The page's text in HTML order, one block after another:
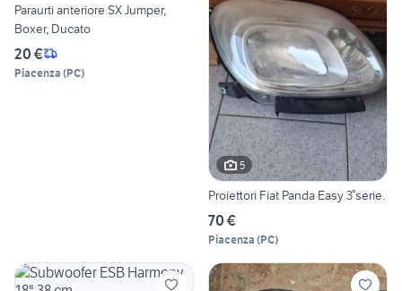
Paraurti anteriore SX Jumper,
Boxer, Ducato
20 €
Piacenza (PC)
5
Proiettori Fiat Panda Easy 3°serie.
70 €
Piacenza (PC)